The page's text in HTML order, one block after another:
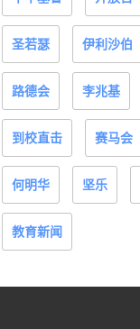
圣若瑟 伊利沙伯
路德会 李兆基
到校直击 赛马会
何明华 坚乐
教育新闻